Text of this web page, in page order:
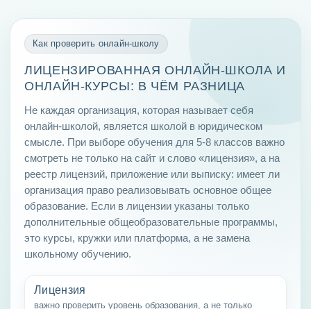
Как проверить онлайн-школу
ЛИЦЕНЗИРОВАННАЯ ОНЛАЙН-ШКОЛА И
ОНЛАЙН-КУРСЫ: В ЧЁМ РАЗНИЦА
Не каждая организация, которая называет себя
онлайн-школой, является школой в юридическом
смысле. При выборе обучения для 5-8 классов важно
смотреть не только на сайт и слово «лицензия», а на
реестр лицензий, приложение или выписку: имеет ли
организация право реализовывать основное общее
образование. Если в лицензии указаны только
дополнительные общеобразовательные программы,
это курсы, кружки или платформа, а не замена
школьному обучению.
Лицензия
важно проверить уровень образования, а не только